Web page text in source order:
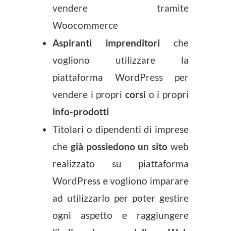
vendere tramite
Woocommerce
Aspiranti imprenditori che
vogliono utilizzare la
piattaforma WordPress per
vendere i propri corsi o i propri
info-prodotti
Titolari o dipendenti di imprese
che già possiedono un sito web
realizzato su piattaforma
WordPress e vogliono imparare
ad utilizzarlo per poter gestire
ogni aspetto e raggiungere